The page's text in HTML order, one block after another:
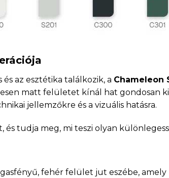
az esztétika találkozik, a Chameleon
matt felületet kínál hat gondosan
jellemzőkre és a vizuális hatásra.
tudja meg, mi teszi olyan
fehér felület jut eszébe,